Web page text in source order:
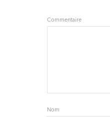
Commentaire
Nom